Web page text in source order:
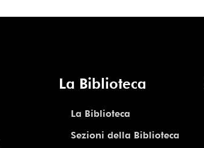
La Biblioteca
La Biblioteca
Sezioni della Biblioteca